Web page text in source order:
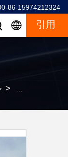
86-15974212324
引用
> 販売2020年 コン